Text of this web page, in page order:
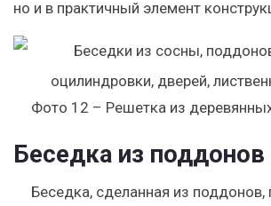
но и в практичный элемент
Фото 12 – Решетка из
Беседка из поддонов
Беседка, сделанная из поддонов,